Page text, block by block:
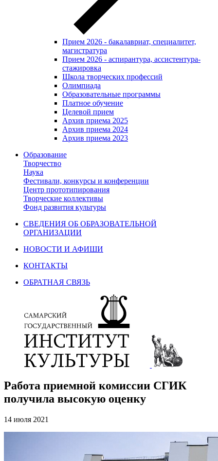
Прием 2026 - бакалавриат, специалитет,
магистратура
Прием 2026 - аспирантура, ассистентура-
стажировка
Школа творческих профессий
Олимпиада
Образовательные программы
Платное обучение
Целевой прием
Архив приема 2025
Архив приема 2024
Архив приема 2023
Образование
Творчество
Наука
Фестивали, конкурсы и конференции
Центр прототипирования
Творческие коллективы
Фонд развития культуры
СВЕДЕНИЯ ОБ ОБРАЗОВАТЕЛЬНОЙ
ОРГАНИЗАЦИИ
НОВОСТИ И АФИШИ
КОНТАКТЫ
ОБРАТНАЯ СВЯЗЬ
Работа приемной комиссии СГИК
получила высокую оценку
14 июля 2021